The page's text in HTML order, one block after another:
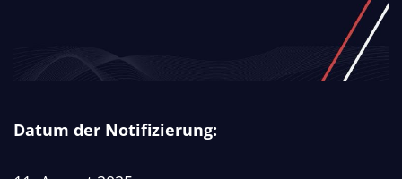
Datum der Notifizierung: